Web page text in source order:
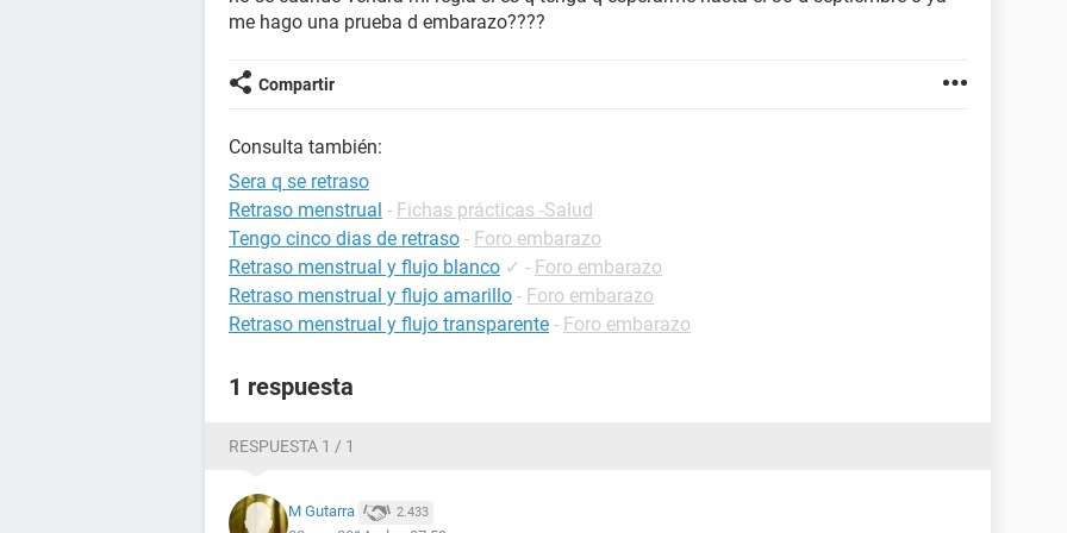
me hago una prueba d embarazo????
Compartir
Consulta también:
Sera q se retraso
Retraso menstrual - Fichas prácticas -Salud
Tengo cinco dias de retraso - Foro embarazo
Retraso menstrual y flujo blanco ✓ - Foro embarazo
Retraso menstrual y flujo amarillo - Foro embarazo
Retraso menstrual y flujo transparente - Foro embarazo
1 respuesta
RESPUESTA 1 / 1
M Gutarra 2.433